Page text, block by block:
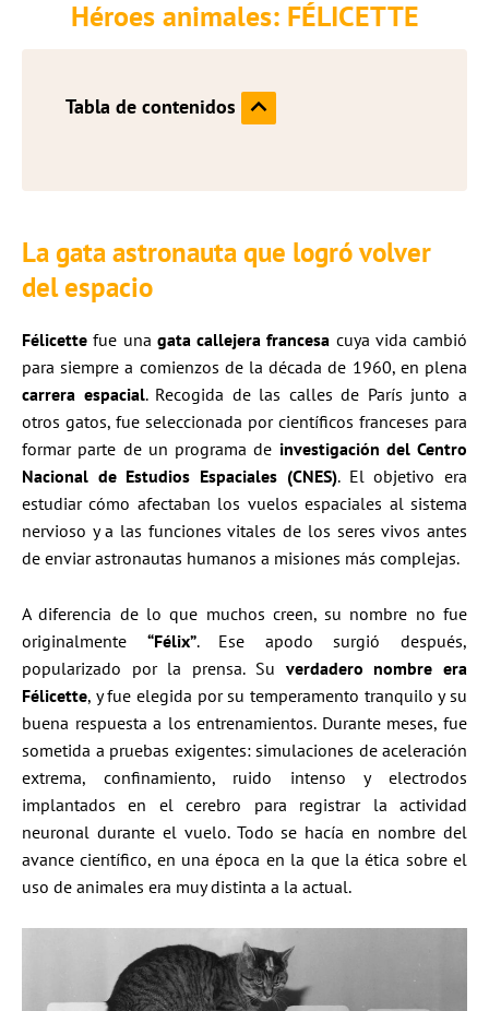
Héroes animales: FÉLICETTE
Tabla de contenidos
La gata astronauta que logró volver
del espacio
Félicette fue una gata callejera francesa cuya vida cambió
para siempre a comienzos de la década de 1960, en plena
carrera espacial. Recogida de las calles de París junto a
otros gatos, fue seleccionada por científicos franceses para
formar parte de un programa de investigación del Centro
Nacional de Estudios Espaciales (CNES). El objetivo era
estudiar cómo afectaban los vuelos espaciales al sistema
nervioso y a las funciones vitales de los seres vivos antes
de enviar astronautas humanos a misiones más complejas.
A diferencia de lo que muchos creen, su nombre no fue
originalmente “Félix”. Ese apodo surgió después,
popularizado por la prensa. Su verdadero nombre era
Félicette, y fue elegida por su temperamento tranquilo y su
buena respuesta a los entrenamientos. Durante meses, fue
sometida a pruebas exigentes: simulaciones de aceleración
extrema, confinamiento, ruido intenso y electrodos
implantados en el cerebro para registrar la actividad
neuronal durante el vuelo. Todo se hacía en nombre del
avance científico, en una época en la que la ética sobre el
uso de animales era muy distinta a la actual.